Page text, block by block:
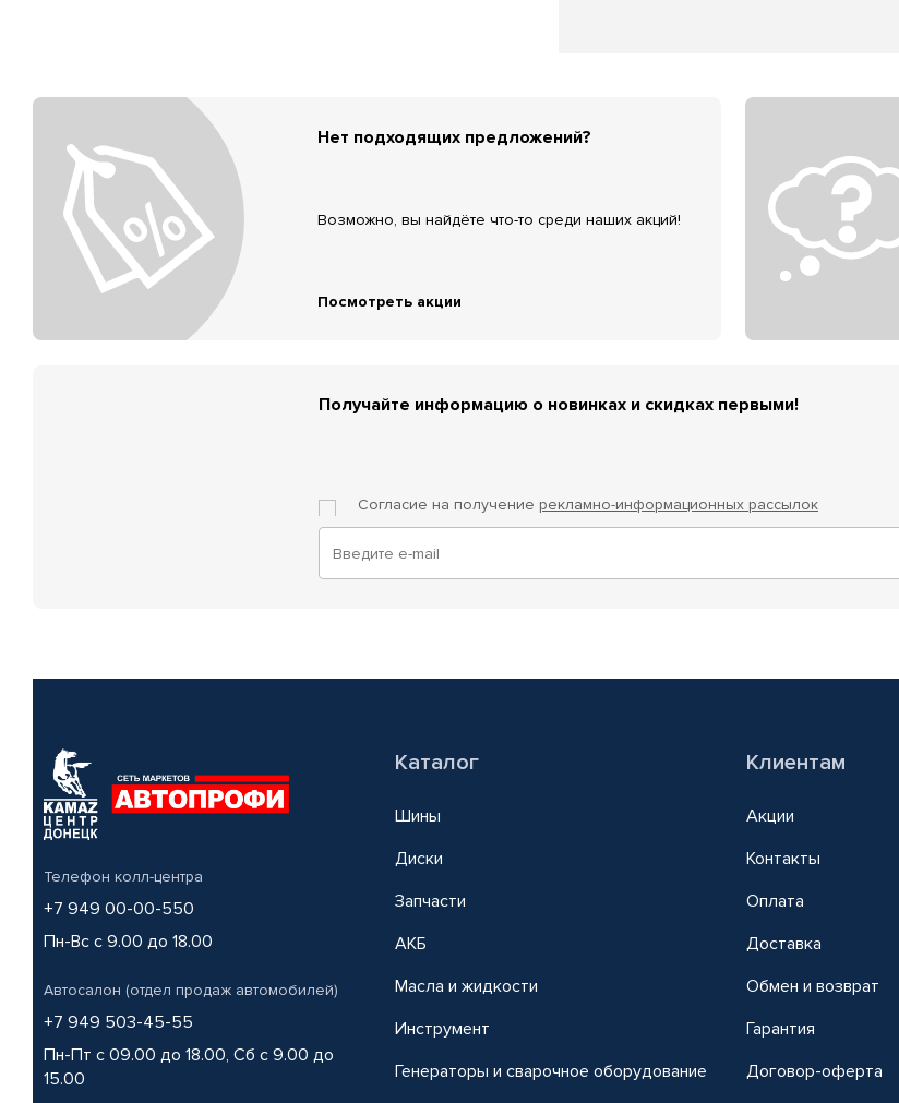
Нет подходящих предложений?
Возможно, вы найдёте что-то среди наших акций!
Посмотреть акции
Получайте информацию о новинках и скидках первыми!
Согласие на получение рекламно-информационных рассылок
Телефон колл-центра
+7 949 00-00-550
Пн-Вс с 9.00 до 18.00
Автосалон (отдел продаж автомобилей)
+7 949 503-45-55
Пн-Пт с 09.00 до 18.00, Сб с 9.00 до
15.00
Каталог
Шины
Диски
Запчасти
АКБ
Масла и жидкости
Инструмент
Генераторы и сварочное оборудование
Клиентам
Акции
Контакты
Оплата
Доставка
Обмен и возврат
Гарантия
Договор-оферта